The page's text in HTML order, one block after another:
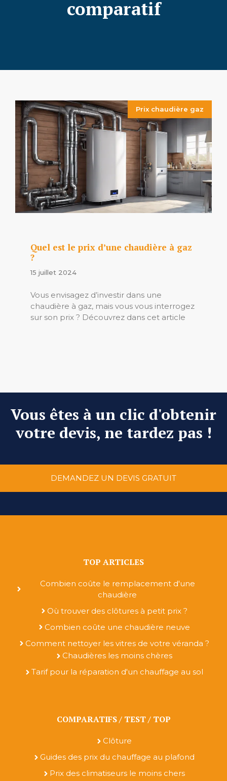
comparatif
Prix chaudière gaz
Quel est le prix d’une chaudière à gaz
?
15 juillet 2024
Vous envisagez d’investir dans une
chaudière à gaz, mais vous vous interrogez
sur son prix ? Découvrez dans cet article
Vous êtes à un clic d'obtenir
votre devis, ne tardez pas !
DEMANDEZ UN DEVIS GRATUIT
TOP ARTICLES
Combien coûte le remplacement d'une
chaudière
Où trouver des clôtures à petit prix ?
Combien coûte une chaudière neuve
Comment nettoyer les vitres de votre véranda ?
Chaudières les moins chères
Tarif pour la réparation d'un chauffage au sol
COMPARATIFS / TEST / TOP
Clôture
Guides des prix du chauffage au plafond
Prix des climatiseurs le moins chers